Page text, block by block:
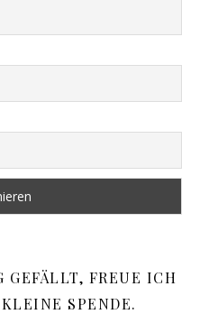
GEFÄLLT, FREUE ICH
SPENDE.